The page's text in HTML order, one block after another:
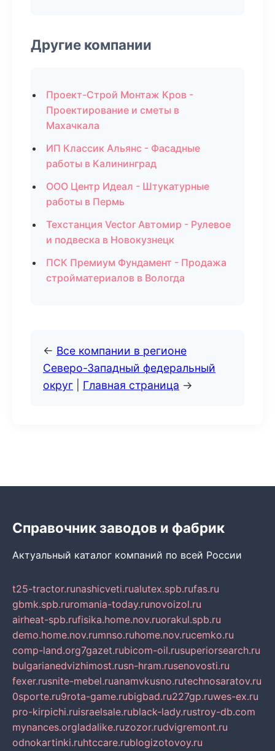
Другие компании
Проект-Строй Монтаж Кров -
Проектирование и сметы в
Махачкала
ИП Классик Альянс - Фасадные
работы в Калининград
ООО Центр Идеал - Штукатурные
работы в Пермь
Техстанция Vector Автомир - Рулевое
и подвеска в Новокузнецк
ПСК Премиум Фундамент - Продажа
стройматериалов в Вологда
← Все компании в регионе
Северо-Западный федеральный
округ
Главная страница →
Справочник заводов и фабрик
Актуальный каталог компаний по всей России
t25-tractor.runashicveti.rualutex.spb.rufas.ru
gbmk.spb.ruromania-today.runovoizol.ru
airheat-spb.rufisika.home.nov.ruorakul.spb.ru
demo.home.nov.rumnso.ruhome.nov.rucemko.ru
comp-land.org7gazet.rubicom-oil.rusuperiorsearch.ru
bulgarianedvizhimost.rusn-hram.rusenovosti.ru
fexer.rusnite-mebel.ruanamvkusno.rutechnosaratov.ru
0sporte.ru9rota-game.rubigbad.ru227gp.ruwes-ex.ru
pro-kirpichi.ruisraelsale.rublack-lady.rustroy-db.com
mynances.orgladalike.ruzozor.rudvigremont.ru
odnokartinki.ruhtccare.rublogizotovoy.ru